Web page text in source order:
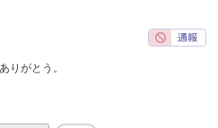
りがとう。